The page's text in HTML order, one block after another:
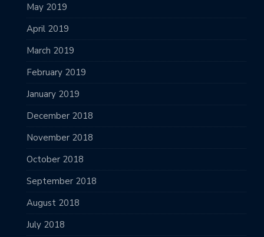
May 2019
April 2019
March 2019
February 2019
January 2019
December 2018
November 2018
October 2018
September 2018
August 2018
July 2018